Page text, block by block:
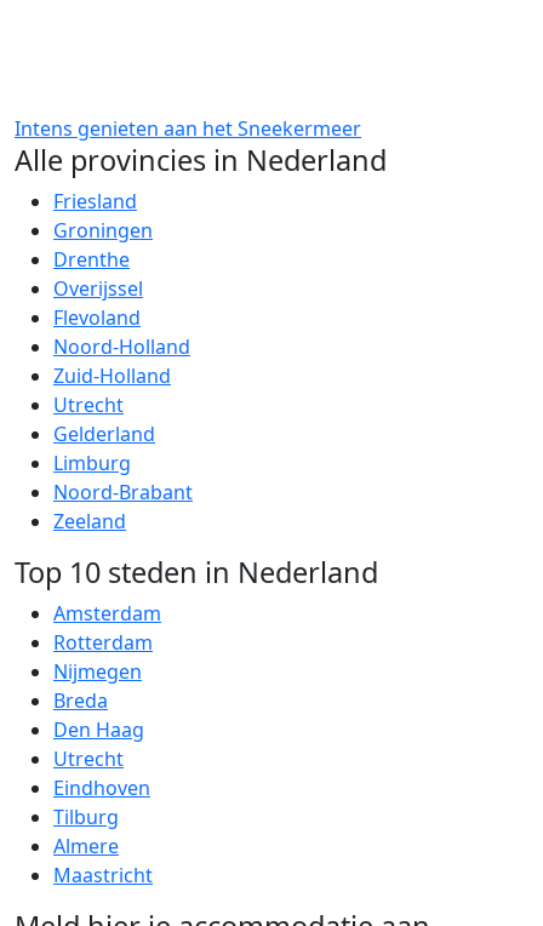
Intens genieten aan het Sneekermeer
Alle provincies in Nederland
Friesland
Groningen
Drenthe
Overijssel
Flevoland
Noord-Holland
Zuid-Holland
Utrecht
Gelderland
Limburg
Noord-Brabant
Zeeland
Top 10 steden in Nederland
Amsterdam
Rotterdam
Nijmegen
Breda
Den Haag
Utrecht
Eindhoven
Tilburg
Almere
Maastricht